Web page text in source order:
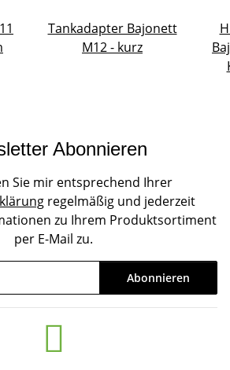
Tankadapter Bajonett
M12 - kurz
Abonnieren
Sie mir entsprechend Ihrer
regelmäßig und jederzeit
zu Ihrem Produktsortiment
per E-Mail zu.
Abonnieren